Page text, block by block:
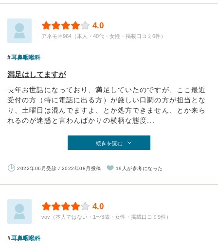
4.0
アネモネ964（本人・40代・女性・掲載口コミ6件）
耳鼻咽喉科
満足はしてますが
長年お世話になっており、満足していたのですが、ここ最近
受付の方（特に電話に出る方）が厳しい口調の方が担当とな
り、土曜日は混んでますよ、とか処方できません、とか来ら
れるのが迷惑と言わんばかりの横柄な態度...
続きを読む
2022年06月受診 / 2022年08月投稿 19人が参考になった
4.0
vov（本人ではない・1〜3歳・女性・掲載口コミ9件）
耳鼻咽喉科